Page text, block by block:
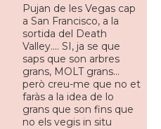
Pujan de les Vegas cap
a San Francisco, a la
sortida del Death
Valley.... SI, ja se que
saps que son arbres
grans, MOLT grans...
però creu-me que no et
faràs a la idea de lo
grans que son fins que
no els vegis in situ